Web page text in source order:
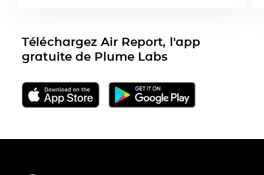
Téléchargez Air Report, l'app
gratuite de Plume Labs